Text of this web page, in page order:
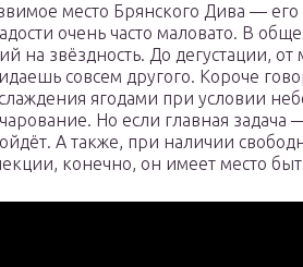
место Брянского Дива —
очень часто маловато. В
на звёздность. До дегустации,
совсем другого. Короче
ягодами при условии
Но если главная задача
А также, при наличии
конечно, он имеет место